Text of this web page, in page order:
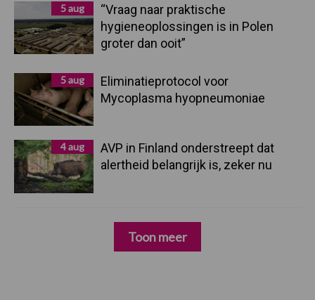
5 aug
“Vraag naar praktische
hygieneoplossingen is in Polen
groter dan ooit”
5 aug
Eliminatieprotocol voor
Mycoplasma hyopneumoniae
4 aug
AVP in Finland onderstreept dat
alertheid belangrijk is, zeker nu
Toon meer